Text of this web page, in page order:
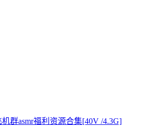
群asmr福利资源合集[40V /4.3G]